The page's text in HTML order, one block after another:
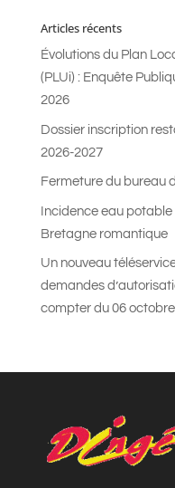
Articles récents
Évolutions du Plan
(PLUi) : Enquête
2026
Dossier inscription
2026-2027
Fermeture du bureau
Incidence eau
Bretagne romantique
Un nouveau
demandes
compter du 06 octobre